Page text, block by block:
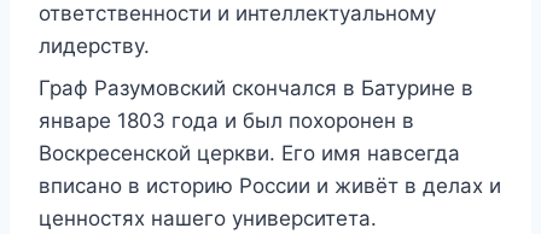
ответственности и интеллектуальному
лидерству.
Граф Разумовский скончался в Батурине в
январе 1803 года и был похоронен в
Воскресенской церкви. Его имя навсегда
вписано в историю России и живёт в делах и
ценностях нашего университета.